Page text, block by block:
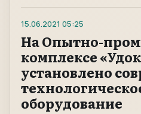
15.06.2021 05:25
На Опытно-
комплексе
установлено
оборудование